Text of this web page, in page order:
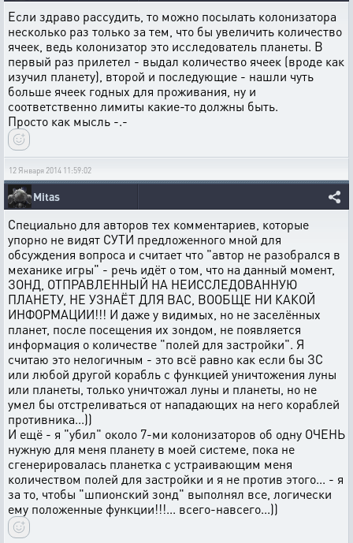
Если здраво рассудить, то можно посылать колонизатора
несколько раз только за тем, что бы увеличить количество
ячеек, ведь колонизатор это исследователь планеты. В
первый раз прилетел - выдал количество ячеек (вроде как
изучил планету), второй и последующие - нашли чуть
больше ячеек годных для проживания, ну и
соответственно лимиты какие-то должны быть.
Просто как мысль -.-
12 Января 2014 11:59:02
Mitas
Специально для авторов тех комментариев, которые
упорно не видят СУТИ предложенного мной для
обсуждения вопроса и считает что "автор не разобрался в
механике игры" - речь идёт о том, что на данный момент,
ЗОНД, ОТПРАВЛЕННЫЙ НА НЕИССЛЕДОВАННУЮ
ПЛАНЕТУ, НЕ УЗНАЁТ ДЛЯ ВАС, ВООБЩЕ НИ КАКОЙ
ИНФОРМАЦИИ!!! И даже у видимых, но не заселённых
планет, после посещения их зондом, не появляется
информация о количестве "полей для застройки". Я
считаю это нелогичным - это всё равно как если бы ЗС
или любой другой корабль с функцией уничтожения луны
или планеты, только уничтожал луны и планеты, но не
умел бы отстреливаться от нападающих на него кораблей
противника...))
И ещё - я "убил" около 7-ми колонизаторов об одну ОЧЕНЬ
нужную для меня планету в моей системе, пока не
сгенерировалась планетка с устраивающим меня
количеством полей для застройки и я не против этого... - я
за то, чтобы "шпионский зонд" выполнял все, логически
ему положенные функции!!!... всего-навсего...))